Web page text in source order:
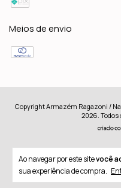
Ao navegar por este sitevocê
sua experiência de compra.
Meios de envio
Copyright Armazém Ragazoni /
2026. Todos